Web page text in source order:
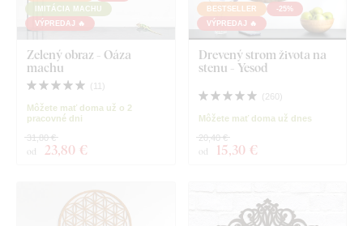
IMITÁCIA MACHU
VÝPREDAJ 🔥
Zelený obraz - Oáza
machu
( 11 )
Môžete mať doma už o 2
pracovné dni
od 23,80 €
31,80 €
BESTSELLER
-25%
VÝPREDAJ 🔥
Drevený strom života na
stenu - Yesod
( 260)
Môžete mať doma už dnes
od 15,30 €
20,40 €